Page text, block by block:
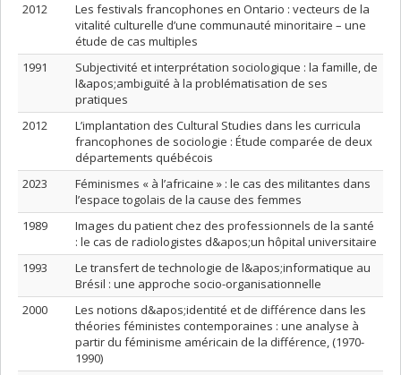
2012
Les festivals francophones en Ontario : vecteurs de la
vitalité culturelle d’une communauté minoritaire – une
étude de cas multiples
1991
Subjectivité et interprétation sociologique : la famille, de
l&apos;ambiguïté à la problématisation de ses
pratiques
2012
L’implantation des Cultural Studies dans les curricula
francophones de sociologie : Étude comparée de deux
départements québécois
2023
Féminismes « à l’africaine » : le cas des militantes dans
l’espace togolais de la cause des femmes
1989
Images du patient chez des professionnels de la santé
: le cas de radiologistes d&apos;un hôpital universitaire
1993
Le transfert de technologie de l&apos;informatique au
Brésil : une approche socio-organisationnelle
2000
Les notions d&apos;identité et de différence dans les
théories féministes contemporaines : une analyse à
partir du féminisme américain de la différence, (1970-
1990)